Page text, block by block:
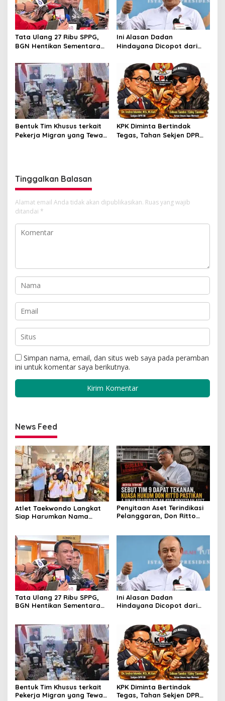
Tata Ulang 27 Ribu SPPG,
BGN Hentikan Sementara
Ini Alasan Dadan
Hindayana Dicopot dari
Bentuk Tim Khusus terkait
Pekerja Migran yang Tewas
KPK Diminta Bertindak
Tegas, Tahan Sekjen DPR
Tinggalkan Balasan
Alamat email Anda tidak akan dipublikasikan. Ruas yang wajib
ditandai *
Simpan nama, email, dan situs web saya pada peramban
ini untuk komentar saya berikutnya.
News Feed
Atlet Taekwondo Langkat
Siap Harumkan Nama
Penyitaan Aset Terindikasi
Pelanggaran, Don Ritto
Tata Ulang 27 Ribu SPPG,
BGN Hentikan Sementara
Ini Alasan Dadan
Hindayana Dicopot dari
Bentuk Tim Khusus terkait
Pekerja Migran yang Tewas
KPK Diminta Bertindak
Tegas, Tahan Sekjen DPR